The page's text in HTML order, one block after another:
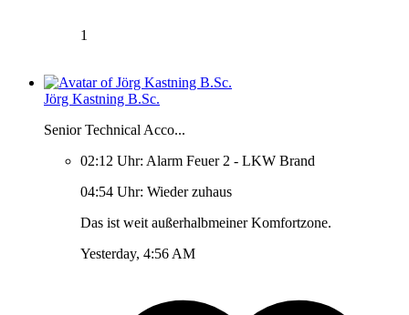
1
Jörg Kastning B.Sc.
Senior Technical Acco...
02:12 Uhr: Alarm Feuer 2 - LKW Brand
04:54 Uhr: Wieder zuhaus
Das ist weit außerhalbmeiner Komfortzone.
Yesterday, 4:56 AM